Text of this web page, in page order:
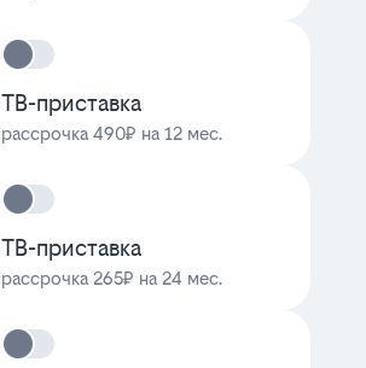
ТВ-приставка
рассрочка 490₽ на 12 мес.
ТВ-приставка
рассрочка 265₽ на 24 мес.